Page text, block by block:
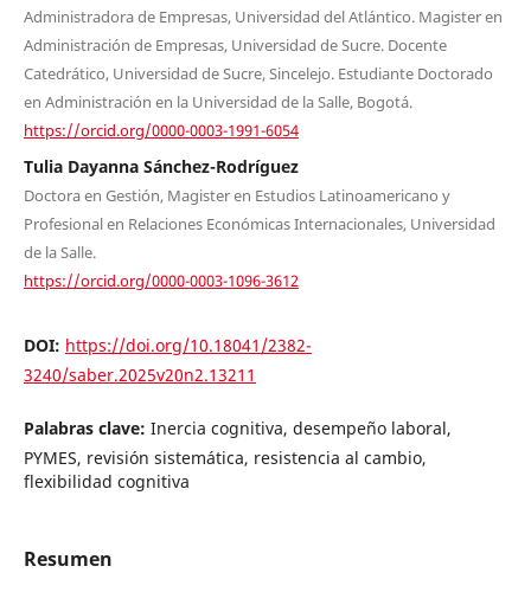
Administradora de Empresas, Universidad del Atlántico. Magister en
Administración de Empresas, Universidad de Sucre. Docente
Catedrático, Universidad de Sucre, Sincelejo. Estudiante Doctorado
en Administración en la Universidad de la Salle, Bogotá.
https://orcid.org/0000-0003-1991-6054
Tulia Dayanna Sánchez-Rodríguez
Doctora en Gestión, Magister en Estudios Latinoamericano y
Profesional en Relaciones Económicas Internacionales, Universidad
de la Salle.
https://orcid.org/0000-0003-1096-3612
DOI: https://doi.org/10.18041/2382-
3240/saber.2025v20n2.13211
Palabras clave: Inercia cognitiva, desempeño laboral,
PYMES, revisión sistemática, resistencia al cambio,
flexibilidad cognitiva
Resumen